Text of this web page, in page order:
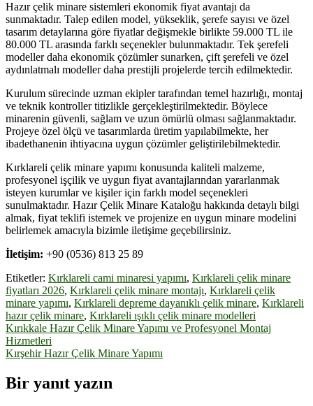
Hazır çelik minare sistemleri ekonomik fiyat avantajı da
sunmaktadır. Talep edilen model, yükseklik, şerefe sayısı ve özel
tasarım detaylarına göre fiyatlar değişmekle birlikte 59.000 TL ile
80.000 TL arasında farklı seçenekler bulunmaktadır. Tek şerefeli
modeller daha ekonomik çözümler sunarken, çift şerefeli ve özel
aydınlatmalı modeller daha prestijli projelerde tercih edilmektedir.
Kurulum sürecinde uzman ekipler tarafından temel hazırlığı, montaj
ve teknik kontroller titizlikle gerçekleştirilmektedir. Böylece
minarenin güvenli, sağlam ve uzun ömürlü olması sağlanmaktadır.
Projeye özel ölçü ve tasarımlarda üretim yapılabilmekte, her
ibadethanenin ihtiyacına uygun çözümler geliştirilebilmektedir.
Kırklareli çelik minare yapımı konusunda kaliteli malzeme,
profesyonel işçilik ve uygun fiyat avantajlarından yararlanmak
isteyen kurumlar ve kişiler için farklı model seçenekleri
sunulmaktadır. Hazır Çelik Minare Kataloğu hakkında detaylı bilgi
almak, fiyat teklifi istemek ve projenize en uygun minare modelini
belirlemek amacıyla bizimle iletişime geçebilirsiniz.
İletişim: +90 (0536) 813 25 89
Etiketler: Kırklareli cami minaresi yapımı, Kırklareli çelik minare
fiyatları 2026, Kırklareli çelik minare montajı, Kırklareli çelik
minare yapımı, Kırklareli depreme dayanıklı çelik minare, Kırklareli
hazır çelik minare, Kırklareli ışıklı çelik minare modelleri
Yazı
gezinmesi
Kırıkkale Hazır Çelik Minare Yapımı ve Profesyonel Montaj
Hizmetleri
Kırşehir Hazır Çelik Minare Yapımı
Bir yanıt yazın